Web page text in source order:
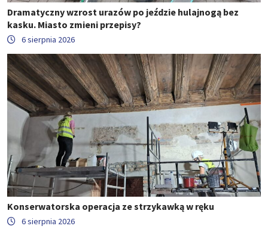
Dramatyczny wzrost urazów po jeździe hulajnogą bez
kasku. Miasto zmieni przepisy?
6 sierpnia 2026
Konserwatorska operacja ze strzykawką w ręku
6 sierpnia 2026